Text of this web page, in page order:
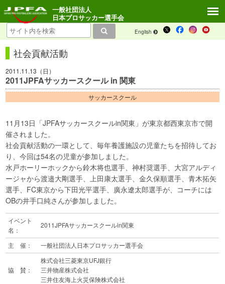
English
一般社団法人
日本プロサッカー選手会
社会貢献活動
2011.11.13（日）
2011JPFAサッカースクール in 関東
サッカースクール
11月13日「JPFAサッカースクールin関東」が東京都西東京市で開
催されました。
社会貢献活動の一環として、毎年養護施設の児童たちを招待してお
り、今回は54名の児童が参加しました。
水戸ホーリーホックから鈴木将也選手、神村奨選手、大宮アルディ
ージャから渡邉大剛選手、上田康太選手、金久保順選手、青木拓矢
選手、FC東京から下田光平選手、廣永遼太郎選手が、コーチには
OBの井手口純さんが参加しました。
イベント
名：
2011JPFAサッカースクールin関東
主 催： 一般社団法人日本プロサッカー選手会
協 賛：
株式会社三菱東京UFJ銀行
三井物産株式会社
三井住友海上火災保険株式会社